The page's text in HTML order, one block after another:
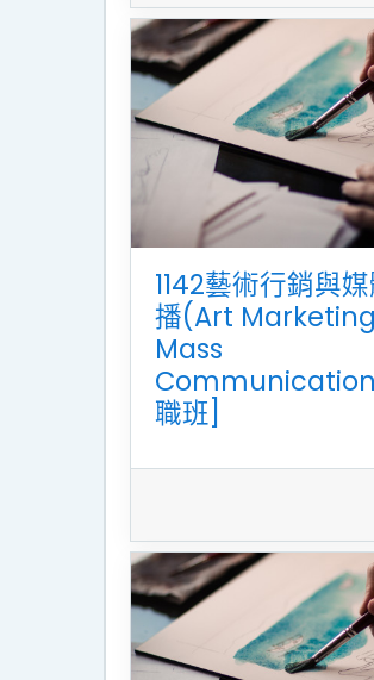
1142藝術行銷與
播(Art
Mass
職班]